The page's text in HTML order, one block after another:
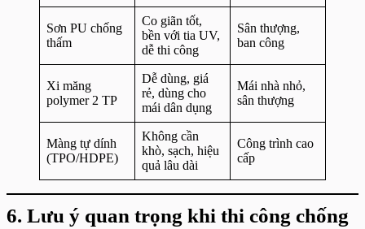
Sơn PU chống
thấm
Co giãn tốt,
bền với tia UV,
dễ thi công
Sân thượng,
ban công
Xi măng
polymer 2 TP
Dễ dùng, giá
rẻ, dùng cho
mái dân dụng
Mái nhà nhỏ,
sân thượng
Màng tự dính
(TPO/HDPE)
Không cần
khò, sạch, hiệu
quả lâu dài
Công trình cao
cấp
6. Lưu ý quan trọng khi thi công chống